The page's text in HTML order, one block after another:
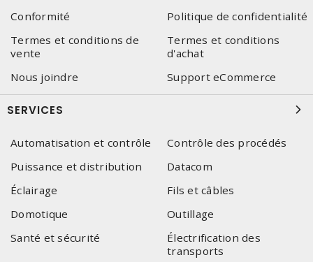
Conformité
Politique de confidentialité
Termes et conditions de
vente
Termes et conditions
d'achat
Nous joindre
Support eCommerce
SERVICES
Automatisation et contrôle
Contrôle des procédés
Puissance et distribution
Datacom
Éclairage
Fils et câbles
Domotique
Outillage
Santé et sécurité
Électrification des
transports